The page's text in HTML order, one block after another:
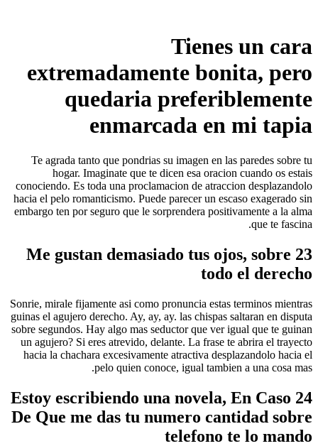
Tienes un cara
extremadamente bonita, pero
quedaria preferiblemente
enmarcada en mi tapia
Te agrada tanto que pondrias su imagen en las paredes sobre tu
hogar. Imaginate que te dicen esa oracion cuando os estais
conociendo. Es toda una proclamacion de atraccion desplazandolo
hacia el pelo romanticismo. Puede parecer un escaso exagerado sin
embargo ten por seguro que le sorprendera positivamente a la alma
que te fascina.
23 Me gustan demasiado tus ojos, sobre
todo el derecho
Sonrie, mirale fijamente asi­ como pronuncia estas terminos mientras
guinas el agujero derecho. Ay, ay, ay. las chispas saltaran en disputa
sobre segundos. Hay algo mas seductor que ver igual que te guinan
un agujero? Si eres atrevido, delante. La frase te abrira el trayecto
hacia la chachara excesivamente atractiva desplazandolo hacia el
pelo quien conoce, igual tambien a una cosa mas.
24 Estoy escribiendo una novela, En Caso
De Que me das tu numero cantidad sobre
telefono te lo mando